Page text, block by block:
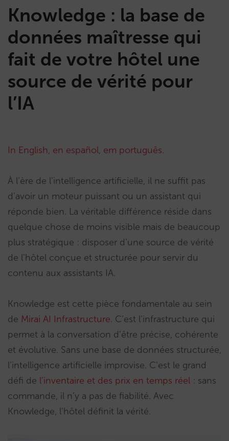
Knowledge : la base de
données maîtresse qui
fait de votre hôtel une
source de vérité pour
l’IA
In English, en español, em português.
À l’ère de l’intelligence artificielle, il ne suffit pas
d’avoir un moteur puissant ou un assistant qui
réponde bien. La véritable différence réside dans
quelque chose de moins visible mais de beaucoup
plus stratégique : disposer d’une source de vérité
de l’hôtel conçue et structurée pour servir du
contenu aux assistants IA.
Knowledge est cette pièce fondamentale au sein
de Mirai AI Infrastructure. C’est l’infrastructure qui
permet à la conversation d’être précise, cohérente
et évolutive. Sans une base de données structurée,
l’intelligence artificielle improvise. C’est le grand
défi de l’inventaire et des prix en temps réel : sans
commande, il n’y a pas de fiabilité. Avec
Knowledge, l’hôtel définit la vérité.